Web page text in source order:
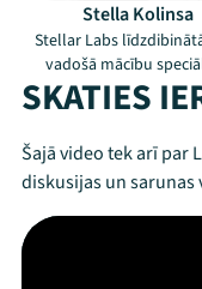
Stella Kolinsa
Stellar Labs
vadošā mācību
SKATIES
Šajā video tek arī par
diskusijas un sarunas